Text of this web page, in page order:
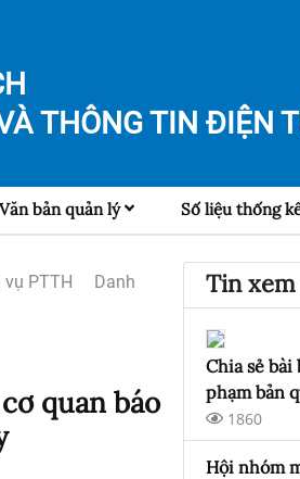
THÔNG TIN ĐIỆN
Văn bản quản lý Số liệu thống
PTTH
Danh
quan báo
Tin
Chia sẻ
phạm bản
1860
Hội nhóm